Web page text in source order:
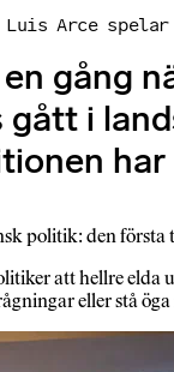
Arce
gång
gått i
politik: den
att hellre elda
eller stå